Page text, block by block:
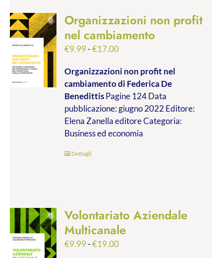
Organizzazioni non profit
nel cambiamento
€9.99-€17.00Fascia
prezzo:
da
€9.99
a
€17.00
Organizzazioni non profit nel
cambiamentodi Federica De
BenedittisPagine 124 Data
pubblicazione: giugno 2022 Editore:
Elena Zanella editore Categoria:
Business ed economia
Dettagli
Volontariato Aziendale
Multicanale
€9.99-€19.00Fascia